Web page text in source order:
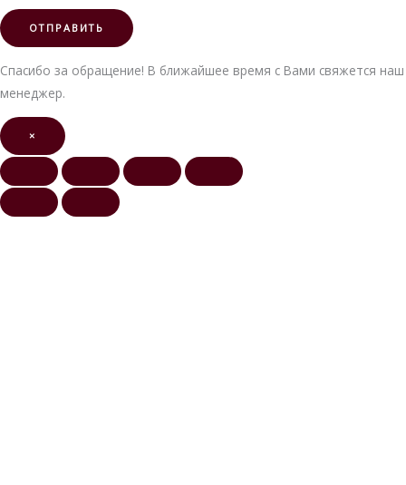
Спасибо за обращение! В ближайшее время с Вами свяжется наш
менеджер.
×